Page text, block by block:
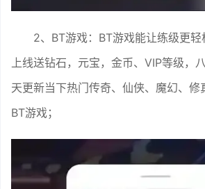
2、BT游戏：BT游戏能让练级更轻
上线送钻石，元宝，金币、VIP等级，
天更新当下热门传奇、仙侠、魔幻、修
BT游戏；